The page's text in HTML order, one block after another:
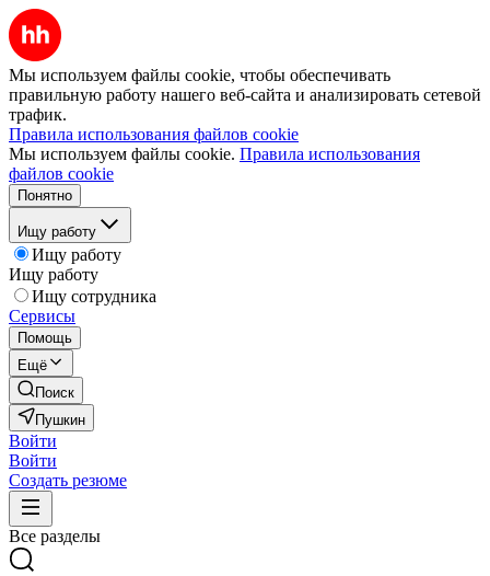
Мы используем файлы cookie, чтобы обеспечивать
правильную работу нашего веб-сайта и анализировать сетевой
трафик.
Правила использования файлов cookie
Мы используем файлы cookie. Правила использования
файлов cookie
Понятно
Ищу работу
Ищу работу
Ищу работу
Ищу сотрудника
Сервисы
Помощь
Ещё
Поиск
Пушкин
Войти
Войти
Создать резюме
Все разделы